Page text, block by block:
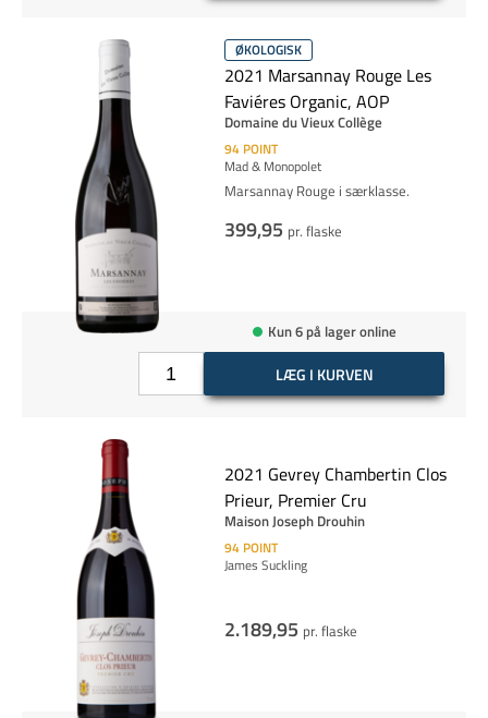
ØKOLOGISK
2021 Marsannay Rouge Les
Faviéres Organic, AOP
Domaine du Vieux Collège
94 POINT
Mad & Monopolet
Marsannay Rouge i særklasse.
399,95 pr. flaske
Kun 6 på lager online
LÆG I KURVEN
2021 Gevrey Chambertin Clos
Prieur, Premier Cru
Maison Joseph Drouhin
94 POINT
James Suckling
2.189,95 pr. flaske